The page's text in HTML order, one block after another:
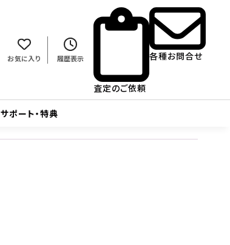
お気に入り 履歴表示
査定のご依頼
各種お問合せ
サポート・特典